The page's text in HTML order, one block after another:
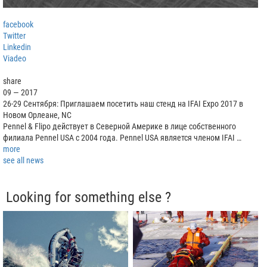
facebook
Twitter
Linkedin
Viadeo
share
09 — 2017
26-29 Сентября: Приглашаем посетить наш стенд на IFAI Expo 2017 в
Новом Орлеане, NC
Pennel & Flipo действует в Северной Америке в лице собственного
филиала Pennel USA с 2004 года. Pennel USA является членом IFAI …
more
see all news
Looking for something else ?